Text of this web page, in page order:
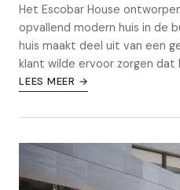
Het Escobar House
opvallend modern huis in de
huis maakt deel uit van een
klant wilde ervoor zorgen dat
LEES MEER →